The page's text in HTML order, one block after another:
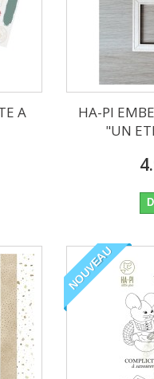
A
HA-PI
"UN
NOUVEAU